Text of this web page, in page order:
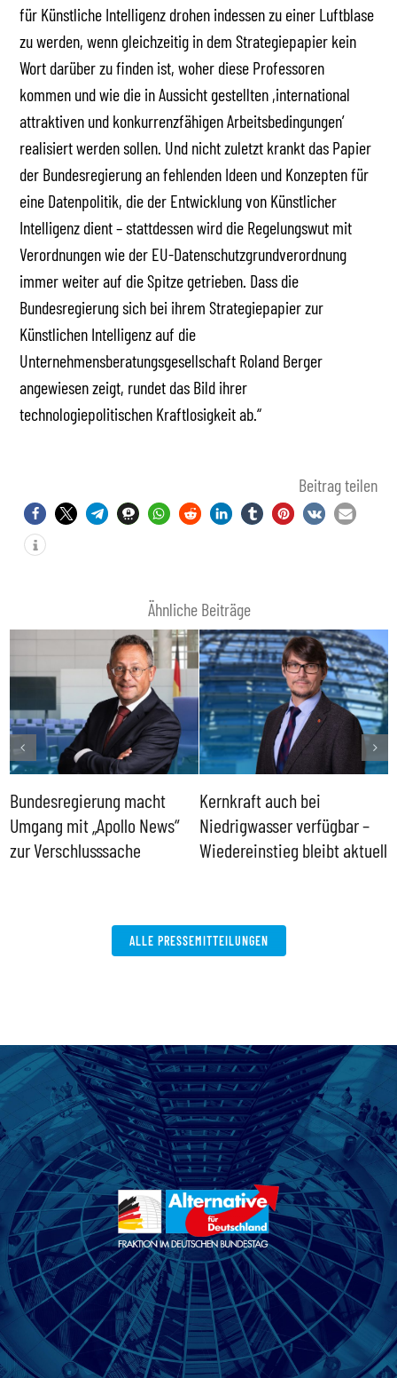
für Künstliche Intelligenz drohen indessen zu einer Luftblase
zu werden, wenn gleichzeitig in dem Strategiepapier kein
Wort darüber zu finden ist, woher diese Professoren
kommen und wie die in Aussicht gestellten ,international
attraktiven und konkurrenzfähigen Arbeitsbedingungen’
realisiert werden sollen. Und nicht zuletzt krankt das Papier
der Bundesregierung an fehlenden Ideen und Konzepten für
eine Datenpolitik, die der Entwicklung von Künstlicher
Intelligenz dient – stattdessen wird die Regelungswut mit
Verordnungen wie der EU-Datenschutzgrundverordnung
immer weiter auf die Spitze getrieben. Dass die
Bundesregierung sich bei ihrem Strategiepapier zur
Künstlichen Intelligenz auf die
Unternehmensberatungsgesellschaft Roland Berger
angewiesen zeigt, rundet das Bild ihrer
technologiepolitischen Kraftlosigkeit ab.“
Beitrag teilen
Ähnliche Beiträge
Bundesregierung macht
Umgang mit „Apollo News“
zur Verschlusssache
Kernkraft auch bei
Niedrigwasser verfügbar –
Wiedereinstieg bleibt aktuell
ALLE PRESSEMITTEILUNGEN